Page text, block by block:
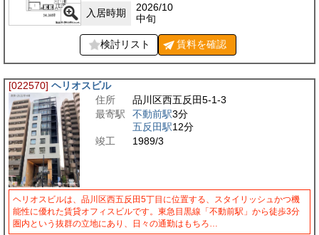
入居時期
2026/10
中旬
検討リスト 賃料を確認
[022570] ヘリオスビル
住所
品川区西五反田5-1-3
最寄駅
不動前駅3分
五反田駅12分
竣工
1989/3
ヘリオスビルは、品川区西五反田5丁目に位置する、スタイリッシュかつ機
能性に優れた賃貸オフィスビルです。東急目黒線「不動前駅」から徒歩3分
圏内という抜群の立地にあり、日々の通勤はもちろ…